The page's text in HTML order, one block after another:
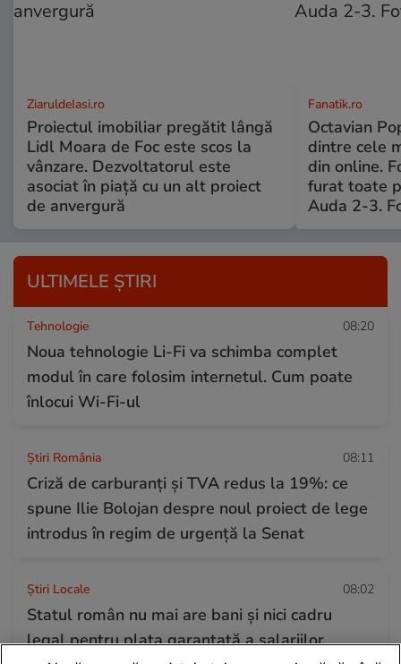
ZiaruldeIasi.ro
Proiectul imobiliar pregătit lângă
Lidl Moara de Foc este scos la
vânzare. Dezvoltatorul este
asociat în piață cu un alt proiect
de anvergură
Fanatik.ro
Octavian
dintre cele
din online.
furat toate
Auda 2-3.
ULTIMELE ȘTIRI
Tehnologie 08:20
Noua tehnologie Li-Fi va schimba complet
modul în care folosim internetul. Cum poate
înlocui Wi-Fi-ul
Știri România 08:11
Criză de carburanți și TVA redus la 19%: ce
spune Ilie Bolojan despre noul proiect de lege
introdus în regim de urgență la Senat
Știri Locale 08:02
Statul român nu mai are bani și nici cadru
legal pentru plata garantată a salariilor